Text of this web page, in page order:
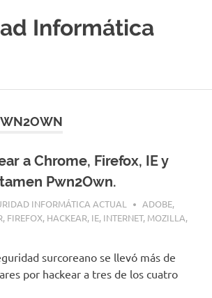
Informática
a Chrome, Firefox, IE y
Pwn2Own.
INFORMÁTICA ACTUAL ADOBE,
, FIREFOX, HACKEAR, IE, INTERNET, MOZILLA,
surcoreano se llevó más de
por hackear a tres de los cuatro